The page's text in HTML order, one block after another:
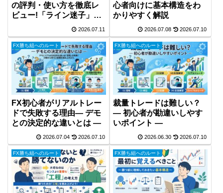
の評判・使い方を徹底レ
ビュー!「ライン迷子」を
卒業させてくれる裁量補
助ツールか？
2026.07.11
心者向けに基本構造をわ
かりやすく解説
2026.07.08 2026.07.10
FX勝ち組へのルート
FX初心者がリアルトレー
ドで失敗する理由― デモ
との決定的な違いとは ―
2026.07.04 2026.07.10
FX勝ち組へのルート
裁量トレードは難しい？
― 初心者が勘違いしやす
いポイント ―
2026.06.30 2026.07.10
FX勝ち組へのルート FX勝ち組へのルート